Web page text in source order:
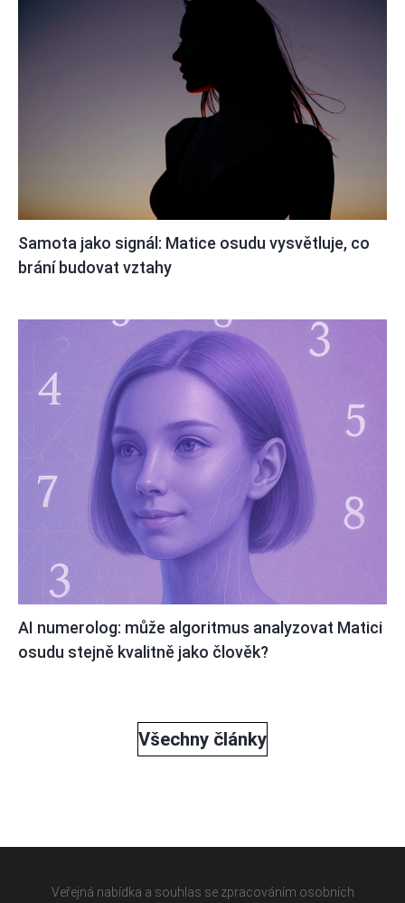
Samota jako signál: Matice osudu vysvětluje, co
brání budovat vztahy
AI numerolog: může algoritmus analyzovat Matici
osudu stejně kvalitně jako člověk?
Všechny články
Veřejná nabídka a souhlas se zpracováním osobních